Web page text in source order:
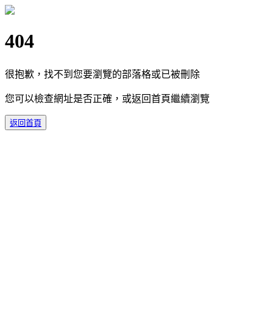
404
很抱歉，找不到您要瀏覽的部落格或已被刪除
您可以檢查網址是否正確，或返回首頁繼續瀏覽
返回首頁